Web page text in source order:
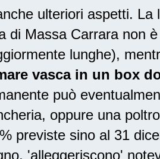
ulteriori aspetti.
di Massa Carrara non
lunghe),
vasca in un box
può
oppure una
previste sino al 31
'alleggeriscono'